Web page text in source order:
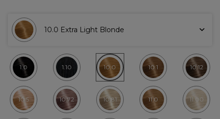
10.0 Extra Light Blonde
1.0 1.10 10.0 10.1 10.12
10.5 10.72 10.81 11.0 11.00